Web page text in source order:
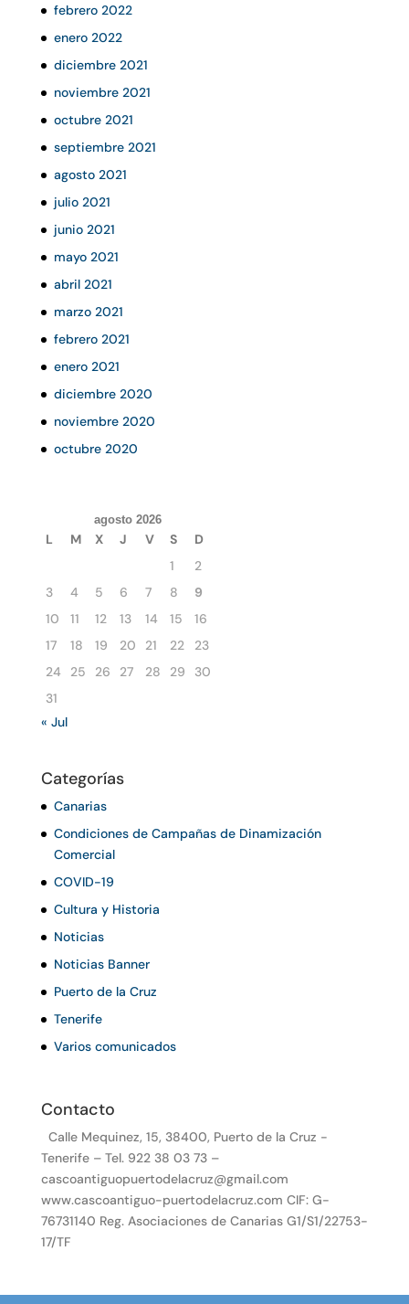
febrero 2022
enero 2022
diciembre 2021
noviembre 2021
octubre 2021
septiembre 2021
agosto 2021
julio 2021
junio 2021
mayo 2021
abril 2021
marzo 2021
febrero 2021
enero 2021
diciembre 2020
noviembre 2020
octubre 2020
agosto 2026
L M X J V S
D
1
2
3
4 5 6 7 8
9
10
11 12 13 14 15
16
17
18 19 20 21 22
23
24
25 26 27 28 29
30
31
« Jul
Categorías
Canarias
Condiciones de Campañas de Dinamización
Comercial
COVID-19
Cultura y Historia
Noticias
Noticias Banner
Puerto de la Cruz
Tenerife
Varios comunicados
Contacto
Calle Mequinez, 15, 38400, Puerto de la Cruz -
Tenerife – Tel. 922 38 03 73 –
cascoantiguopuertodelacruz@gmail.com
www.cascoantiguo-puertodelacruz.com CIF: G-
76731140 Reg. Asociaciones de Canarias G1/S1/22753-
17/TF